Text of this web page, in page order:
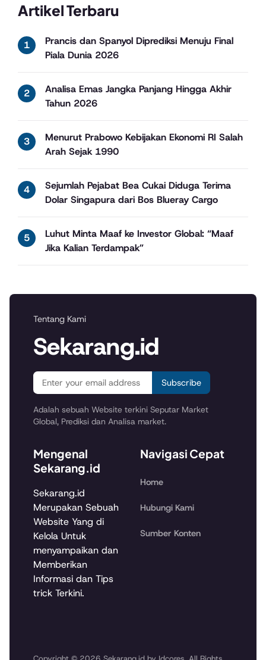
Artikel Terbaru
Prancis dan Spanyol Diprediksi Menuju Final
Piala Dunia 2026
Analisa Emas Jangka Panjang Hingga Akhir
Tahun 2026
Menurut Prabowo Kebijakan Ekonomi RI Salah
Arah Sejak 1990
Sejumlah Pejabat Bea Cukai Diduga Terima
Dolar Singapura dari Bos Blueray Cargo
Luhut Minta Maaf ke Investor Global: “Maaf
Jika Kalian Terdampak”
Tentang Kami
Sekarang.id
Subscribe
Adalah sebuah Website terkini Seputar Market
Global, Prediksi dan Analisa market.
Mengenal
Sekarang.id
Sekarang.id
Merupakan Sebuah
Website Yang di
Kelola Untuk
menyampaikan dan
Memberikan
Informasi dan Tips
trick Terkini.
Navigasi Cepat
Home
Hubungi Kami
Sumber Konten